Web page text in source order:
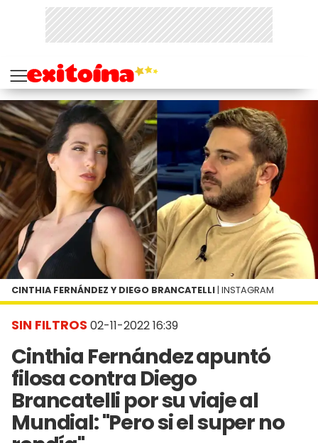
SIN FILTROS 02-11-2022 16:39
Cinthia Fernández apuntó
filosa contra Diego
Brancatelli por su viaje al
Mundial: "Pero si el super no
CINTHIA FERNÁNDEZ Y DIEGO BRANCATELLI | INSTAGRAM